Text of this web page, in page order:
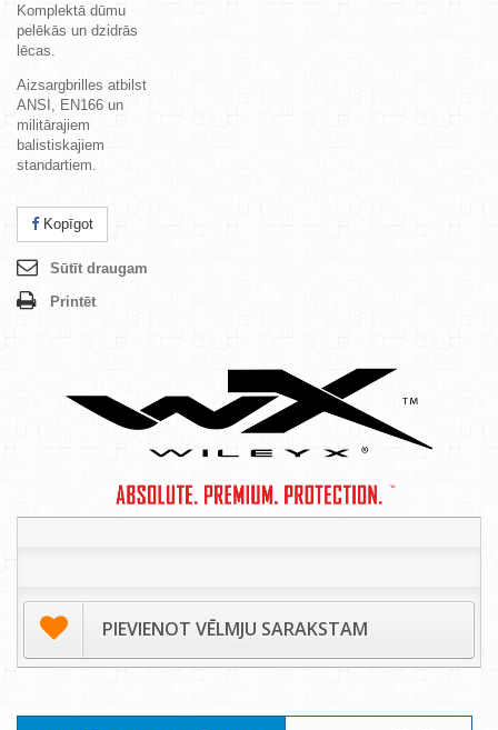
Komplektā dūmu
pelēkās un dzidrās
lēcas.
Aizsargbrilles atbilst
ANSI, EN166 un
militārajiem
balistiskajiem
standartiem.
Kopīgot
Sūtīt draugam
Printēt
PIEVIENOT VĒLMJU SARAKSTAM